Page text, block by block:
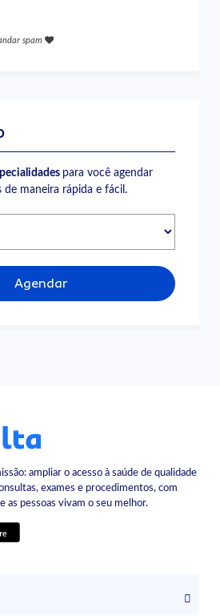
spam
para você agendar
de maneira rápida e fácil.
Agendar
ampliar o acesso à saúde de qualidade
exames e procedimentos, com
as pessoas vivam o seu melhor.